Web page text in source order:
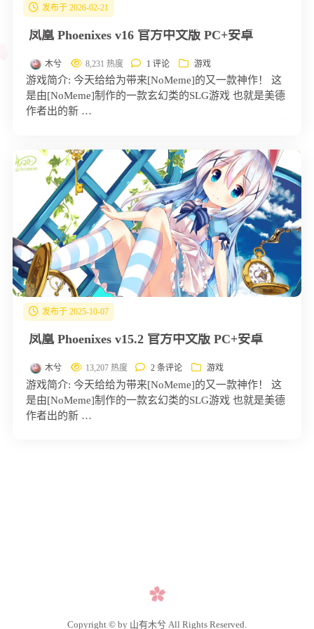
发布于 2026-02-21
凤凰 Phoenixes v16 官方中文版 PC+安卓
木兮 8,231 热度 1 评论 游戏
游戏简介: 今天给给为带来[NoMeme]的又一款神作！ 这
是由[NoMeme]制作的一款玄幻类的SLG游戏 也就是美德
作者出的新 …
发布于 2025-10-07
凤凰 Phoenixes v15.2 官方中文版 PC+安卓
木兮 13,207 热度 2 条评论 游戏
游戏简介: 今天给给为带来[NoMeme]的又一款神作！ 这
是由[NoMeme]制作的一款玄幻类的SLG游戏 也就是美德
作者出的新 …
Copyright © by 山有木兮 All Rights Reserved.